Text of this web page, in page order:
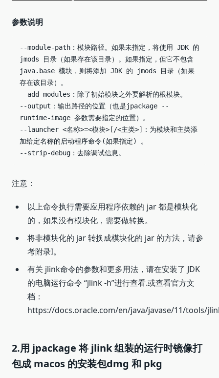
参数说明
--module-path：模块路径。如果未指定，将使用 JDK 的
jmods 目录（如果存在该目录）。如果指定，但它不包含
java.base 模块，则将添加 JDK 的 jmods 目录（如果
存在该目录）。
--add-modules：除了初始模块之外要解析的根模块。
--output：输出路径的位置（也是jpackage --
runtime-image 参数需要指定的位置）。
--launcher <名称>=<模块>[/<主类>]：为模块和主类添
加给定名称的启动程序命令(如果指定) 。
--strip-debug：去除调试信息。
注意：
以上命令执行需要应用程序依赖的 jar 都是模块化
的，如果没有模块化，需要做转换。
将非模块化的 jar 转换成模块化的 jar 的方法，请参
考附录I。
有关 jlink命令的参数和更多用法，请在安装了 JDK
的电脑运行命令 “jlink -h”进行查看.或查看官方文
档：
https://docs.oracle.com/en/java/javase/11/tools/
2.用 jpackage 将 jlink 组装的运行时镜像打
包成 macos 的安装包dmg 和 pkg